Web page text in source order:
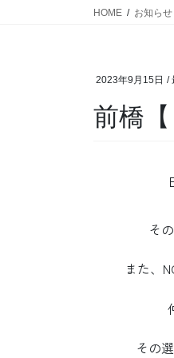
HOME お知らせ
2023年9月15日 /
前橋
日頃よ
その名
また、
その